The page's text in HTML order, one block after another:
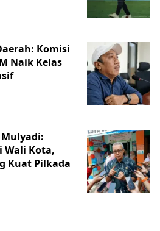
Komisi
Naik Kelas
Wali Kota,
Kuat Pilkada